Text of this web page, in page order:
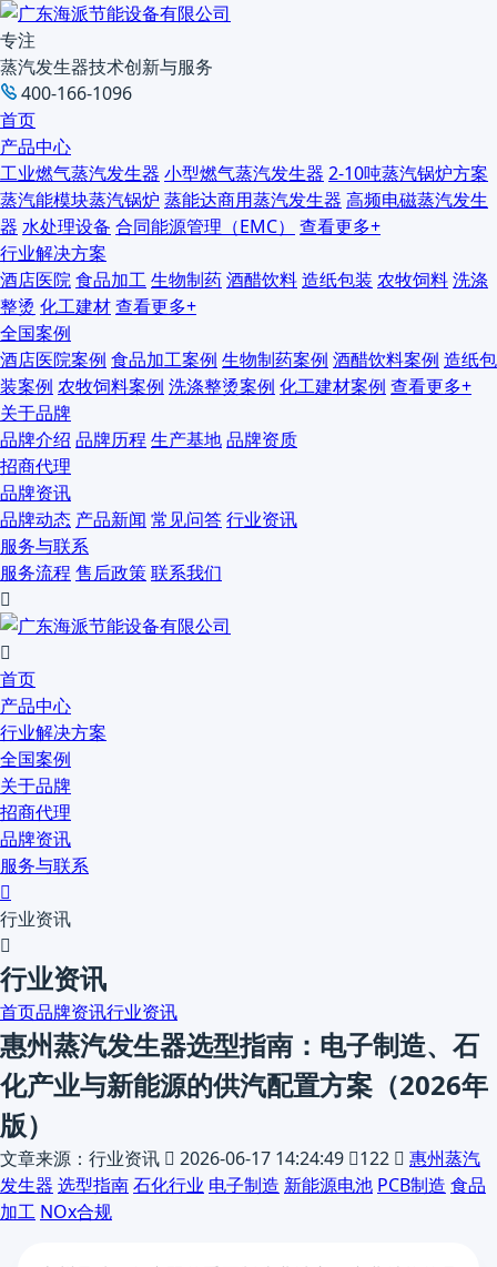
专注
蒸汽发生器技术创新与服务
400-166-1096
首页
产品中心
工业燃气蒸汽发生器 小型燃气蒸汽发生器 2-10吨蒸汽锅炉方案
蒸汽能模块蒸汽锅炉 蒸能达商用蒸汽发生器 高频电磁蒸汽发生
器 水处理设备 合同能源管理（EMC）
查看更多+
行业解决方案
酒店医院食品加工生物制药酒醋饮料造纸包装 农牧饲料洗涤
整烫 化工建材查看更多+
全国案例
酒店医院案例 食品加工案例 生物制药案例 酒醋饮料案例 造纸包
装案例 农牧饲料案例 洗涤整烫案例 化工建材案例 查看更多+
关于品牌
品牌介绍 品牌历程 生产基地品牌资质
招商代理
品牌资讯
品牌动态 产品新闻 常见问答行业资讯
服务与联系
服务流程 售后政策联系我们


首页
产品中心
行业解决方案
全国案例
关于品牌
招商代理
品牌资讯
服务与联系

行业资讯

行业资讯
首页品牌资讯行业资讯
惠州蒸汽发生器选型指南：电子制造、石
化产业与新能源的供汽配置方案（2026年
版）
文章来源：行业资讯  2026-06-17 14:24:49 122  惠州蒸汽
发生器 选型指南石化行业 电子制造 新能源电池 PCB制造 食品
加工 NOx合规